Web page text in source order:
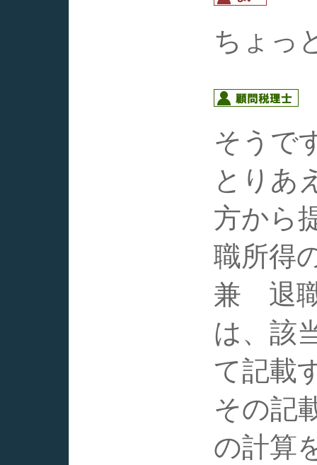
ちょっ
そう
とりあ
方から
職所得
兼 退
は、該
て記載
その記
の計算